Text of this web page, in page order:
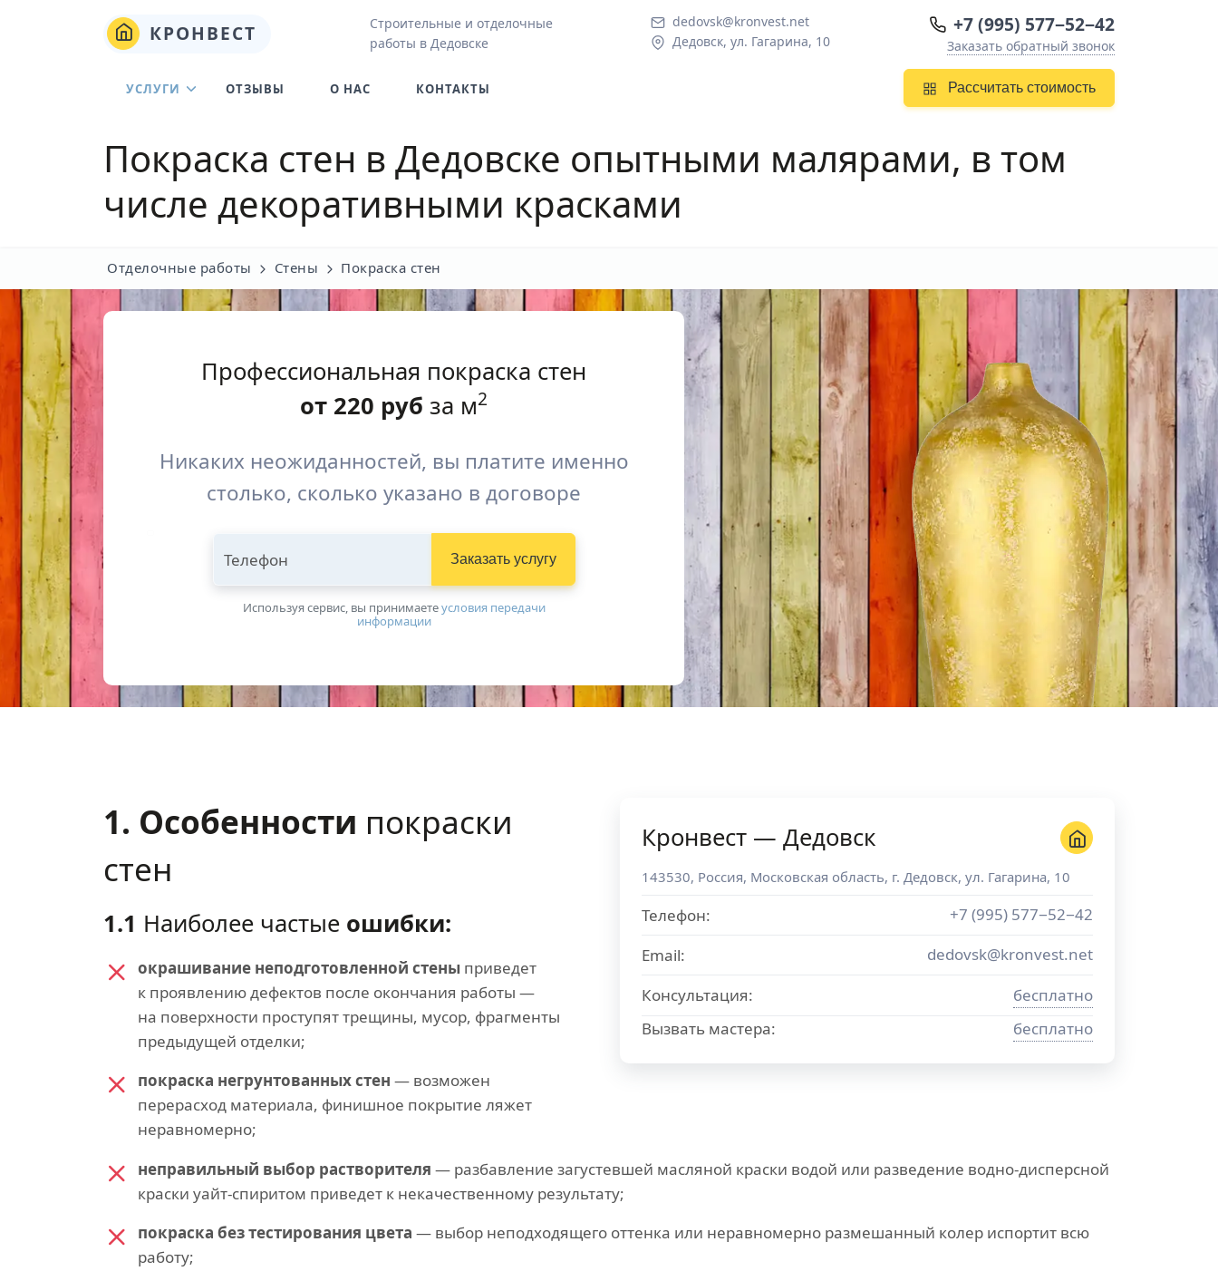
КРОНВЕСТ
Строительные и отделочные
работы в Дедовске
dedovsk@kronvest.net
Дедовск, ул. Гагарина, 10
+7 (995) 577−52−42
Заказать обратный звонок
Рассчитать стоимость
УСЛУГИ ОТЗЫВЫ О НАС КОНТАКТЫ
Покраска стен в Дедовске опытными малярами, в том
числе декоративными красками
Отделочные работы Стены Покраска стен
Профессиональная покраска стен
от 220 руб за м2
Никаких неожиданностей, вы платите именно
столько, сколько указано в договоре
Телефон Заказать услугу
Используя сервис, вы принимаетeусловия передачи
информации
1. Особенности покраски
стен
1.1 Наиболее частые ошибки:
окрашивание неподготовленной стены приведет
к проявлению дефектов после окончания работы —
на поверхности проступят трещины, мусор, фрагменты
предыдущей отделки;
покраска негрунтованных стен — возможен
перерасход материала, финишное покрытие ляжет
неравномерно;
Кронвест — Дедовск
143530, Россия, Московская область, г. Дедовск, ул. Гагарина, 10
Телефон:
+7 (995) 577−52−42
Email:
dedovsk@kronvest.net
Консультация:
бесплатно
Вызвать мастера:
бесплатно
неправильный выбор растворителя — разбавление загустевшей масляной краски водой или разведение водно-дисперсной
краски уайт-спиритом приведет к некачественному результату;
покраска без тестирования цвета — выбор неподходящего оттенка или неравномерно размешанный колер испортит всю
работу;